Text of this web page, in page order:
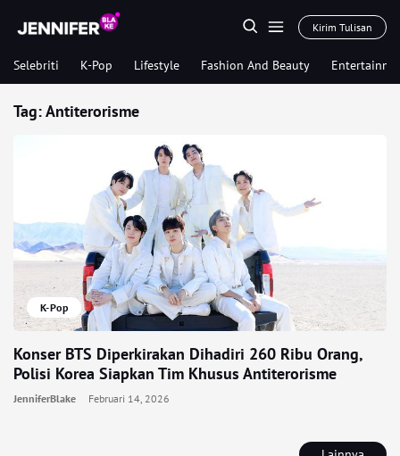
Kirim Tulisan
Selebriti K-Pop Lifestyle Fashion And Beauty
Tag:Antiterorisme
K-Pop
Konser BTS Diperkirakan Dihadiri 260 Ribu Orang,
Polisi Korea Siapkan Tim Khusus Antiterorisme
JenniferBlake Februari 14, 2026